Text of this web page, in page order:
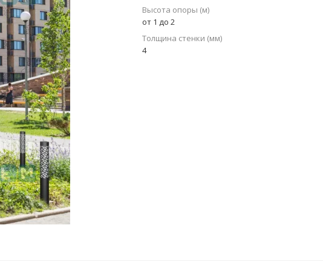
Высота опоры (м)
от 1 до 2
Толщина стенки (мм)
4